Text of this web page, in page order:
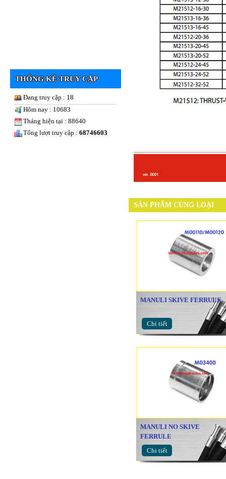
THỐNG KÊ TRUY CẬP
Đang truy cập : 18
Hôm nay : 10683
Tháng hiện tại : 88640
Tổng lượt truy cập : 68746603
SẢN PHẨM CÙNG LOẠI
MANULI SKIVE FERRULE
Chi tiết
MANULI NO SKIVE
FERRULE
Chi tiết